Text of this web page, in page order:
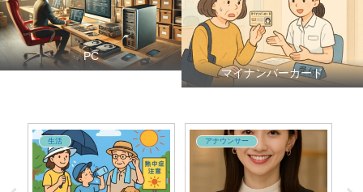
PC
マイナンバーカード
生活 アナウンサー